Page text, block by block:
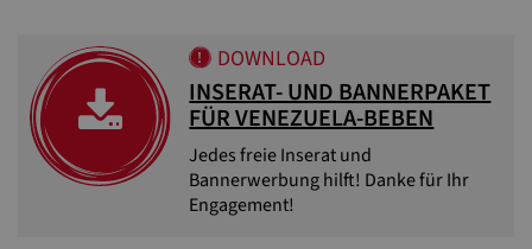
DOWNLOAD
INSERAT- UND BANNERPAKET
FÜR VENEZUELA-BEBEN
Jedes freie Inserat und
Bannerwerbung hilft! Danke für Ihr
Engagement!